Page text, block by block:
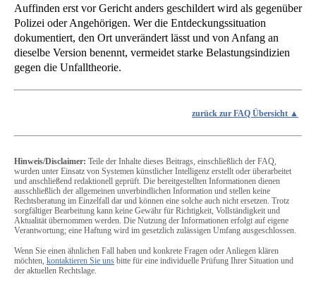
Auffinden erst vor Gericht anders geschildert wird als gegenüber
Polizei oder Angehörigen. Wer die Entdeckungssituation
dokumentiert, den Ort unverändert lässt und von Anfang an
dieselbe Version benennt, vermeidet starke Belastungsindizien
gegen die Unfalltheorie.
zurück zur FAQ Übersicht
Hinweis/Disclaimer: Teile der Inhalte dieses Beitrags, einschließlich der FAQ,
wurden unter Einsatz von Systemen künstlicher Intelligenz erstellt oder überarbeitet
und anschließend redaktionell geprüft. Die bereitgestellten Informationen dienen
ausschließlich der allgemeinen unverbindlichen Information und stellen keine
Rechtsberatung im Einzelfall dar und können eine solche auch nicht ersetzen. Trotz
sorgfältiger Bearbeitung kann keine Gewähr für Richtigkeit, Vollständigkeit und
Aktualität übernommen werden. Die Nutzung der Informationen erfolgt auf eigene
Verantwortung; eine Haftung wird im gesetzlich zulässigen Umfang ausgeschlossen.
Wenn Sie einen ähnlichen Fall haben und konkrete Fragen oder Anliegen klären
möchten, kontaktieren Sie uns bitte für eine individuelle Prüfung Ihrer Situation und
der aktuellen Rechtslage.